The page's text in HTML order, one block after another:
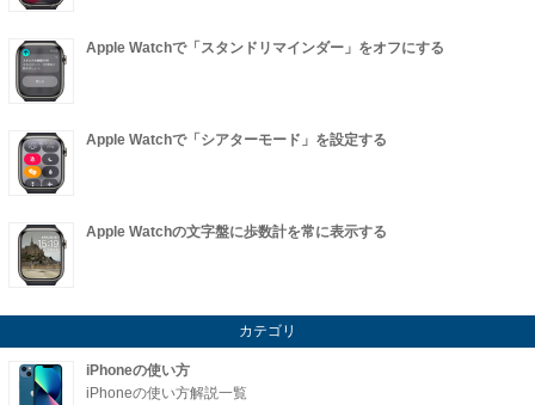
Apple Watchで「スタンドリマインダー」をオフにする
Apple Watchで「シアターモード」を設定する
Apple Watchの文字盤に歩数計を常に表示する
カテゴリ
iPhoneの使い方
iPhoneの使い方解説一覧